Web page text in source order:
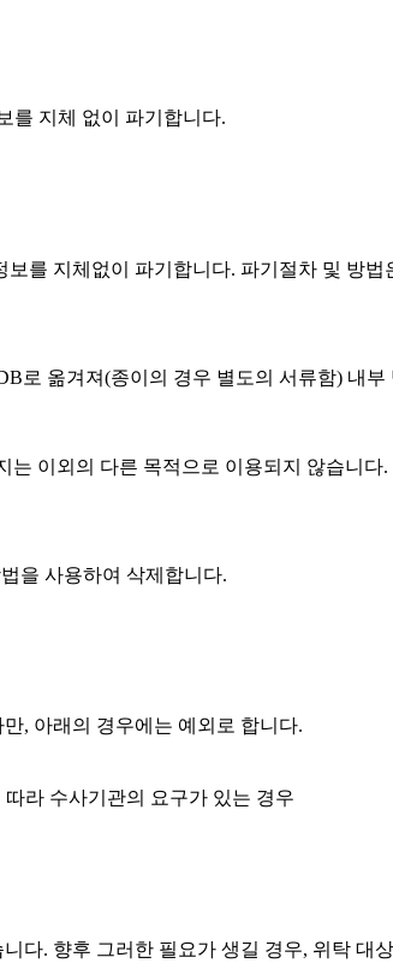
를 지체 없이 파기합니다.
를 지체없이 파기합니다. 파기절차 및 방법
로 옮겨져(종이의 경우 별도의 서류함) 내
이외의 다른 목적으로 이용되지 않습니다.
을 사용하여 삭제합니다.
, 아래의 경우에는 예외로 합니다.
라 수사기관의 요구가 있는 경우
다. 향후 그러한 필요가 생길 경우, 위탁 대